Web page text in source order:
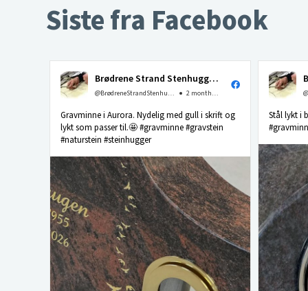
Siste fra Facebook
Brødrene Strand Stenhuggeri as
@BrødreneStrandStenhuggerias 2 months ago
Gravminne i Aurora. Nydelig med gull i skrift og
lykt som passer til.🤩 #gravminne #gravstein
#naturstein #steinhugger
Stål lykt i